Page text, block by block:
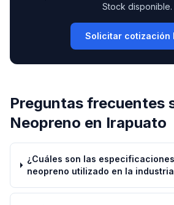
Stock disponible.
Solicitar cotización
Preguntas frecuentes
Neopreno en Irapuato
¿Cuáles son las
neopreno utilizado en la